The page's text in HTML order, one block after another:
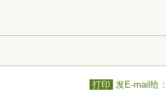
打印 发E-mail给